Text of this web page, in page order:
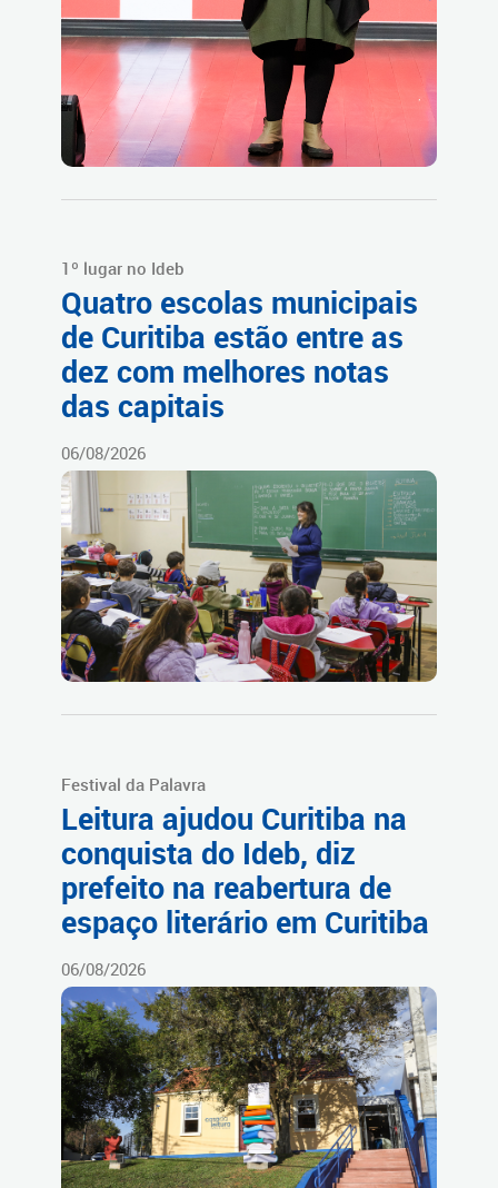
1º lugar no Ideb
Quatro escolas municipais
de Curitiba estão entre as
dez com melhores notas
das capitais
06/08/2026
Festival da Palavra
Leitura ajudou Curitiba na
conquista do Ideb, diz
prefeito na reabertura de
espaço literário em Curitiba
06/08/2026